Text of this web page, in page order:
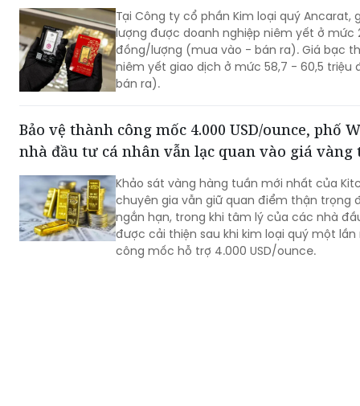
Tại Công ty cổ phần Kim loại quý Ancarat,
lượng được doanh nghiệp niêm yết ở mức
đồng/lượng (mua vào - bán ra). Giá bạc
niêm yết giao dịch ở mức 58,7 - 60,5
bán ra).
Bảo vệ thành công mốc 4.000 USD/ounce, phố
nhà đầu tư cá nhân vẫn lạc quan vào giá
Khảo sát vàng hàng tuần mới nhất của
chuyên gia vẫn giữ quan điểm thận trọng
ngắn hạn, trong khi tâm lý của các nhà
được cải thiện sau khi kim loại quý một
công mốc hỗ trợ 4.000 USD/ounce.